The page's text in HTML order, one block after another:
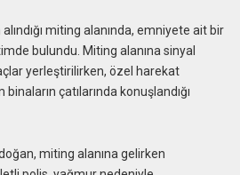
miting alanında, emniyete ait bir
bulundu. Miting alanına sinyal
yerleştirilirken, özel harekat
çatılarında konuşlandığı
miting alanına gelirken